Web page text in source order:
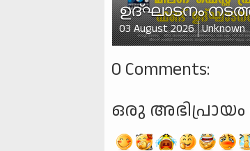
ഉദ്ഘാടനം
03 August 2026 Unknown
0 Comments:
ഒരു അഭിപ്രായം